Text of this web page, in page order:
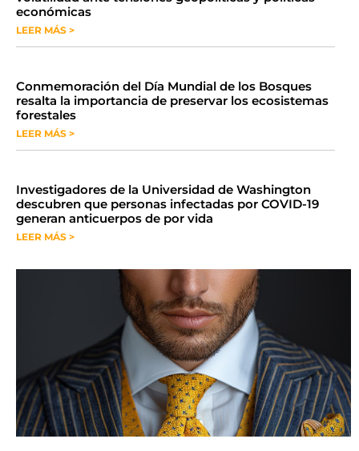
económicas
LEER MÁS >
Conmemoración del Día Mundial de los Bosques
resalta la importancia de preservar los ecosistemas
forestales
LEER MÁS >
Investigadores de la Universidad de Washington
descubren que personas infectadas por COVID-19
generan anticuerpos de por vida
LEER MÁS >